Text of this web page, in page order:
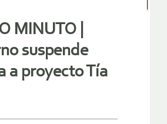
MINUTO |
suspende
a proyecto Tía